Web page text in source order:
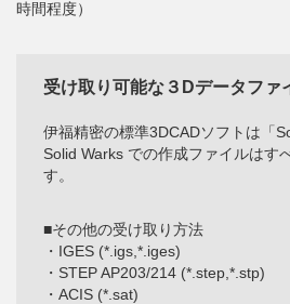
時間程度）
受け取り可能な３Dデータファ
伊福精密の標準3DCADソフトは「
Solid Warks での作成ファイルはす
す。
■その他の受け取り方法
・IGES (*.igs,*.iges)
・STEP AP203/214 (*.step,*.stp)
・ACIS (*.sat)